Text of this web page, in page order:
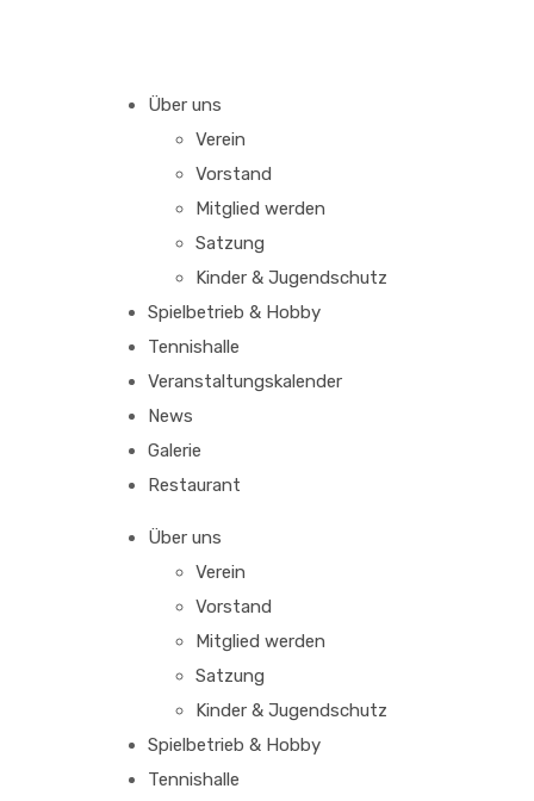
Über uns
Verein
Vorstand
Mitglied werden
Satzung
Kinder & Jugendschutz
Spielbetrieb & Hobby
Tennishalle
Veranstaltungskalender
News
Galerie
Restaurant
Über uns
Verein
Vorstand
Mitglied werden
Satzung
Kinder & Jugendschutz
Spielbetrieb & Hobby
Tennishalle